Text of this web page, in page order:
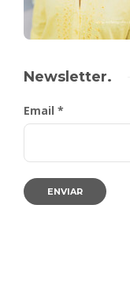
Newsletter.
Email *